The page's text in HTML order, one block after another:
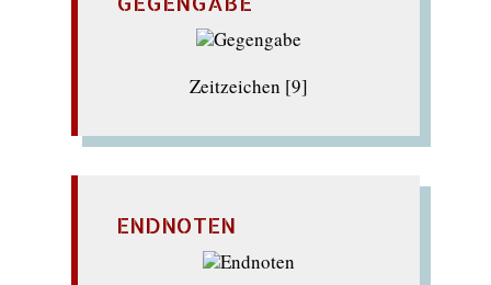
Zeitzeichen [9]
ENDNOTEN